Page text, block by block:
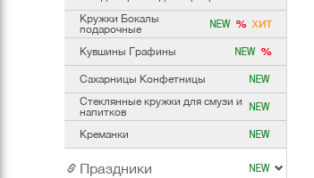
Кружки Бокалы
подарочные
Кувшины Графины
Сахарницы Конфетницы
Стеклянные кружки для смузи и
напитков
Креманки
Праздники